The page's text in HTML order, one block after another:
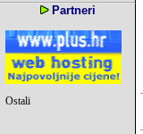
Partneri
Ostali